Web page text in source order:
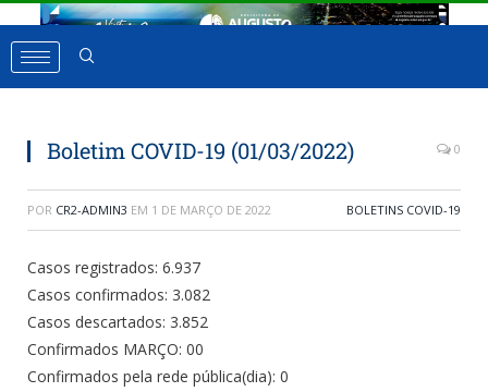
Boletim COVID-19 (01/03/2022) 0
POR CR2-ADMIN3 EM 1 DE MARÇO DE 2022 BOLETINS COVID-19
Casos registrados: 6.937
Casos confirmados: 3.082
Casos descartados: 3.852
Confirmados MARÇO: 00
Confirmados pela rede pública(dia): 0